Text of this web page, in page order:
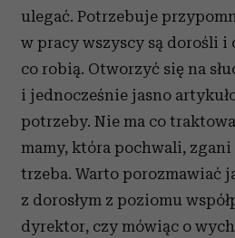
ulegać. Potrzebuje
w pracy wszyscy są dorośli i
co robią. Otworzyć się na
i jednocześnie jasno
potrzeby. Nie ma co
mamy, która pochwali,
trzeba. Warto porozmawiać
z dorosłym z poziomu
dyrektor, czy mówiąc o